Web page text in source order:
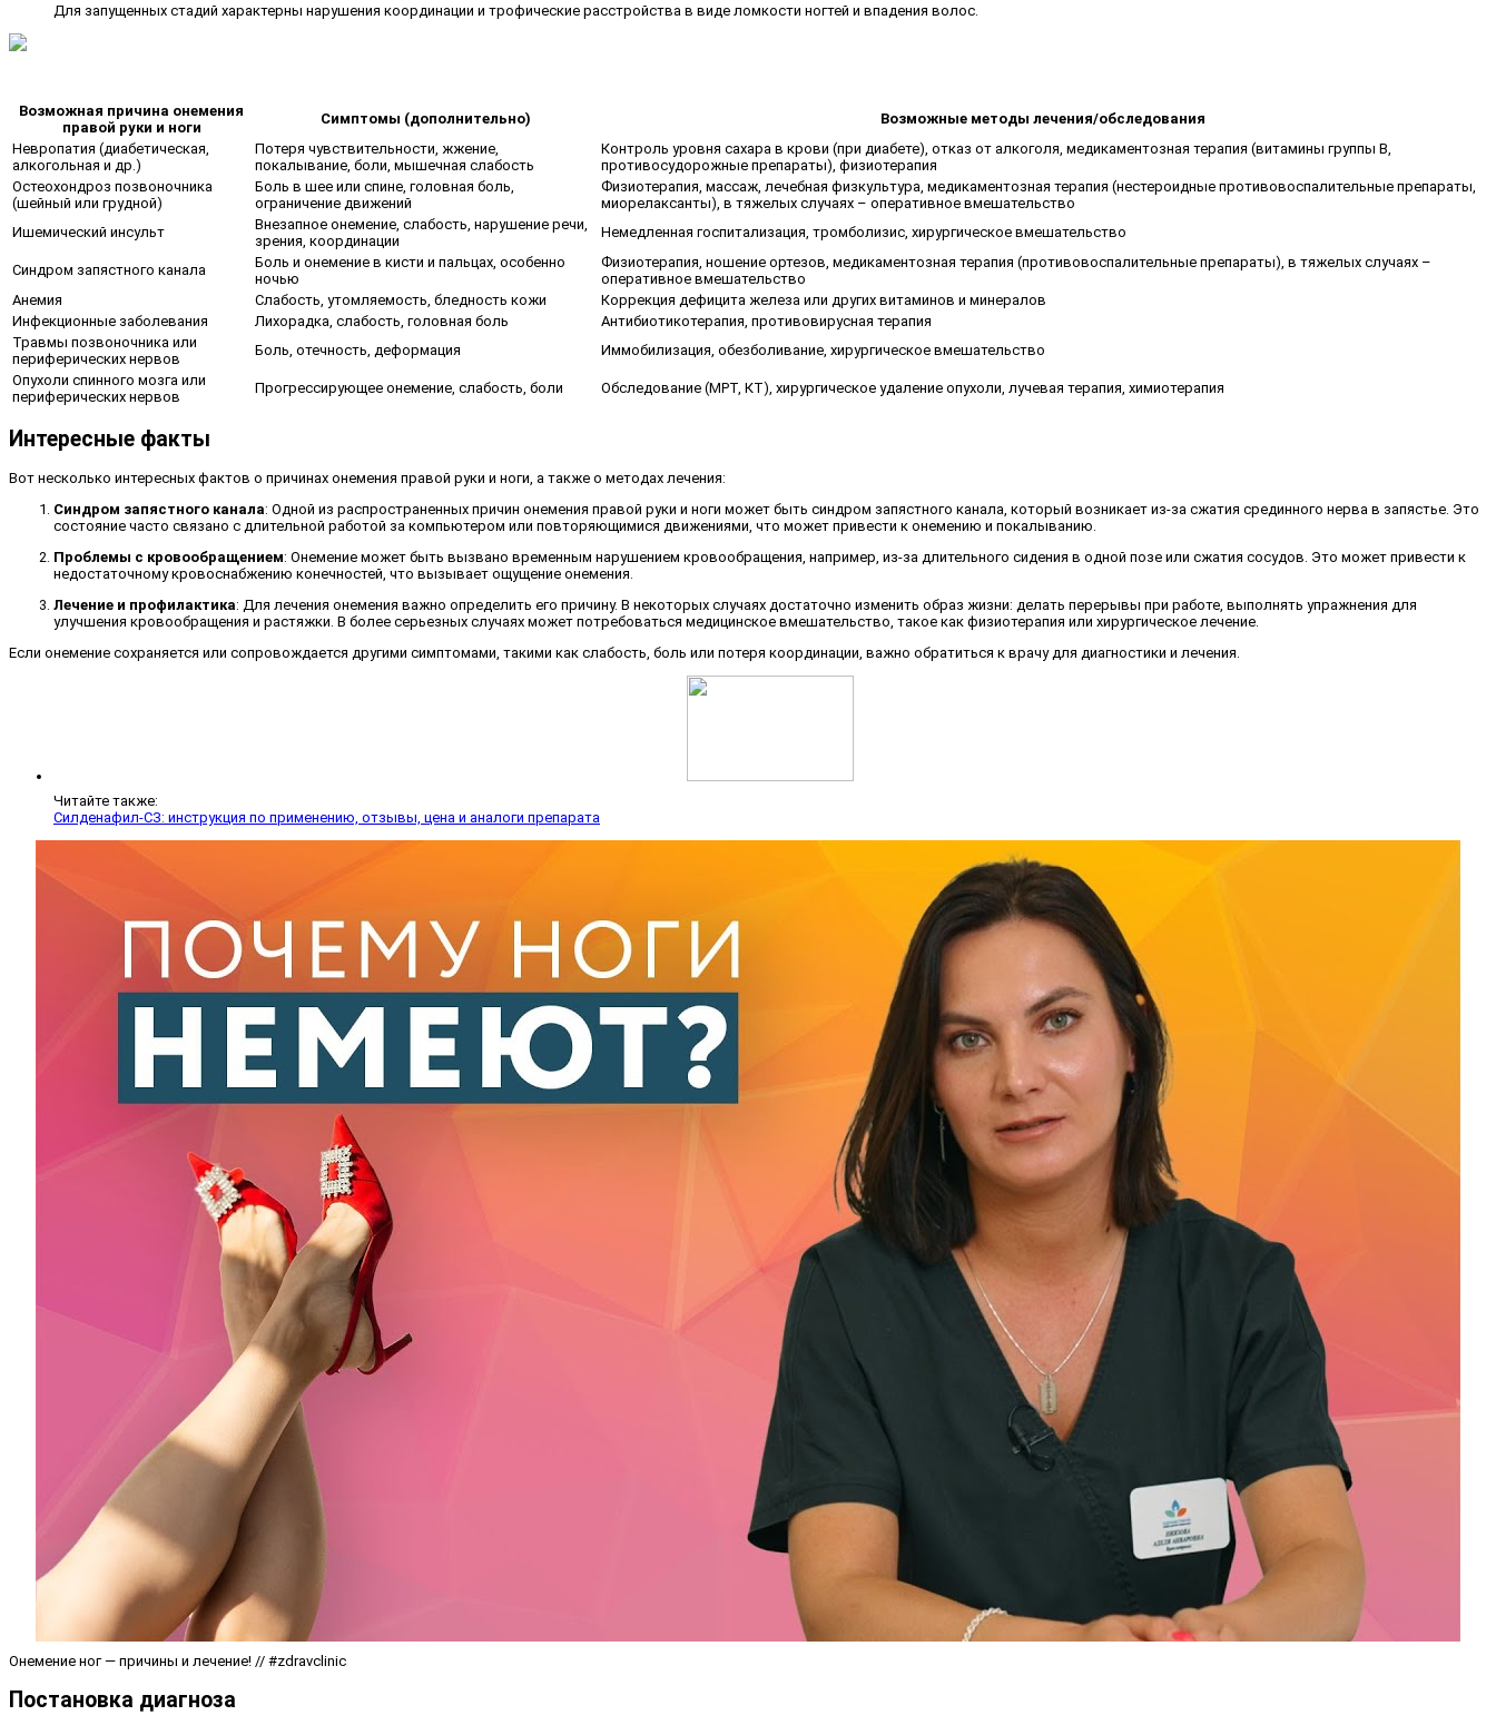
Для запущенных стадий характерны нарушения координации и трофические расстройства в виде ломкости ногтей и впадения волос.
Возможная причина онемения
правой руки и ноги
Симптомы (дополнительно)
Возможные методы лечения/обследования
Невропатия (диабетическая,
алкогольная и др.)
Потеря чувствительности, жжение,
покалывание, боли, мышечная слабость
Контроль уровня сахара в крови (при диабете), отказ от алкоголя, медикаментозная терапия (витамины группы В,
противосудорожные препараты), физиотерапия
Остеохондроз позвоночника
(шейный или грудной)
Боль в шее или спине, головная боль,
ограничение движений
Физиотерапия, массаж, лечебная физкультура, медикаментозная терапия (нестероидные противовоспалительные препараты,
миорелаксанты), в тяжелых случаях – оперативное вмешательство
Ишемический инсульт
Внезапное онемение, слабость, нарушение речи,
зрения, координации
Немедленная госпитализация, тромболизис, хирургическое вмешательство
Синдром запястного канала
Боль и онемение в кисти и пальцах, особенно
ночью
Физиотерапия, ношение ортезов, медикаментозная терапия (противовоспалительные препараты), в тяжелых случаях –
оперативное вмешательство
Анемия
Слабость, утомляемость, бледность кожи
Коррекция дефицита железа или других витаминов и минералов
Инфекционные заболевания
Лихорадка, слабость, головная боль
Антибиотикотерапия, противовирусная терапия
Травмы позвоночника или
периферических нервов
Боль, отечность, деформация
Иммобилизация, обезболивание, хирургическое вмешательство
Опухоли спинного мозга или
периферических нервов
Прогрессирующее онемение, слабость, боли Обследование (МРТ, КТ), хирургическое удаление опухоли, лучевая терапия, химиотерапия
Интересные факты
Вот несколько интересных фактов о причинах онемения правой руки и ноги, а также о методах лечения:
Синдром запястного канала: Одной из распространенных причин онемения правой руки и ноги может быть синдром запястного канала, который возникает из-за сжатия срединного нерва в запястье. Это
состояние часто связано с длительной работой за компьютером или повторяющимися движениями, что может привести к онемению и покалыванию.
Проблемы с кровообращением: Онемение может быть вызвано временным нарушением кровообращения, например, из-за длительного сидения в одной позе или сжатия сосудов. Это может привести к
недостаточному кровоснабжению конечностей, что вызывает ощущение онемения.
Лечение и профилактика: Для лечения онемения важно определить его причину. В некоторых случаях достаточно изменить образ жизни: делать перерывы при работе, выполнять упражнения для
улучшения кровообращения и растяжки. В более серьезных случаях может потребоваться медицинское вмешательство, такое как физиотерапия или хирургическое лечение.
Если онемение сохраняется или сопровождается другими симптомами, такими как слабость, боль или потеря координации, важно обратиться к врачу для диагностики и лечения.
Читайте также:
Силденафил-СЗ: инструкция по применению, отзывы, цена и аналоги препарата
Онемение ног — причины и лечение! // #zdravclinic
Постановка диагноза